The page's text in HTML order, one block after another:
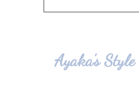
Ayaka’s